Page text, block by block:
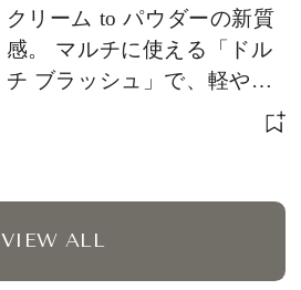
クリーム to パウダーの新質
感。 マルチに使える「ドル
チ ブラッシュ」で、軽やか
VIEW ALL